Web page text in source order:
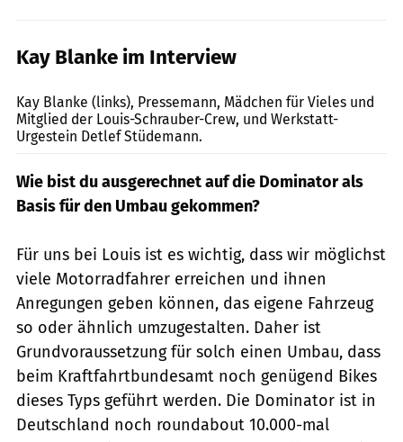
Kay Blanke im Interview
Kay Blanke (links), Pressemann, ­Mädchen für Vieles und
Mitglied der Louis-Schrauber-Crew, und Werkstatt-
Urgestein Detlef Stüdemann.
Wie bist du ausgerechnet auf die Dominator als
Basis für den Umbau gekommen?
Für uns bei Louis ist es wichtig, dass wir möglichst
viele Motorradfahrer erreichen und ­ihnen
Anregungen geben können, das eigene Fahrzeug
so oder ähnlich umzugestalten. ­Daher ist
Grundvoraussetzung für solch einen Umbau, dass
beim Kraftfahrtbundesamt noch genügend Bikes
dieses Typs geführt werden. Die Dominator ist in
Deutschland noch roundabout 10.000-mal